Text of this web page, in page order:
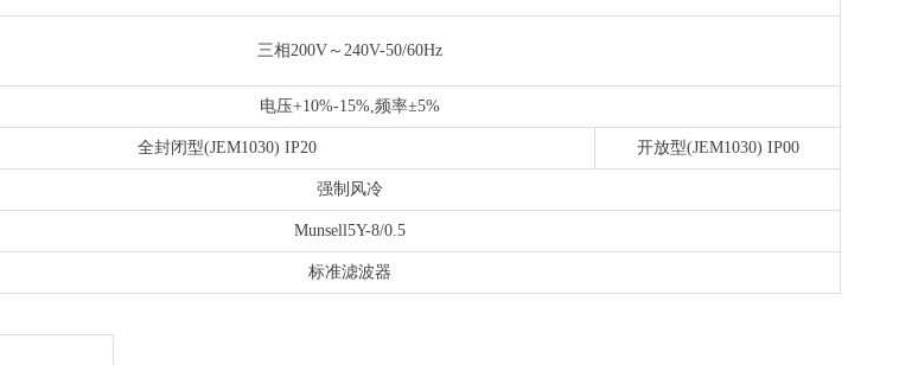
三相200V～240V-50/60Hz
电压+10%-15%,频率±5%
全封闭型(JEM1030) IP20 开放型(JEM1030) IP00
强制风冷
Munsell5Y-8/0.5
标准滤波器